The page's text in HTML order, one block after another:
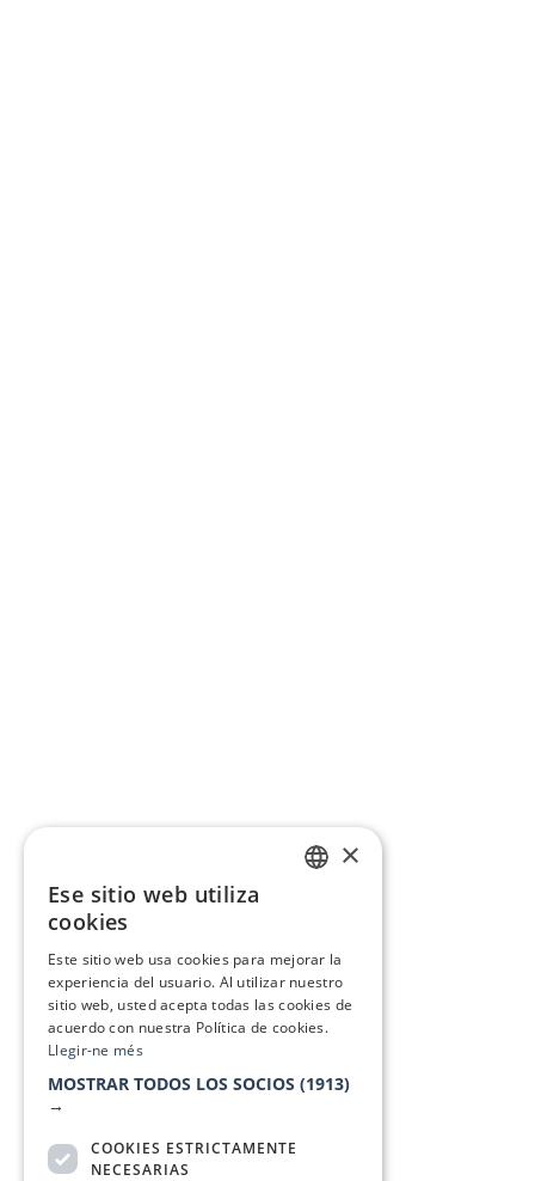
×
Ese sitio web utiliza
cookies
Este sitio web usa cookies para mejorar la
experiencia del usuario. Al utilizar nuestro
sitio web, usted acepta todas las cookies de
acuerdo con nuestra Política de cookies.
Llegir-ne més
MOSTRAR TODOS LOS SOCIOS (1913)
→
COOKIES ESTRICTAMENTE
NECESARIAS